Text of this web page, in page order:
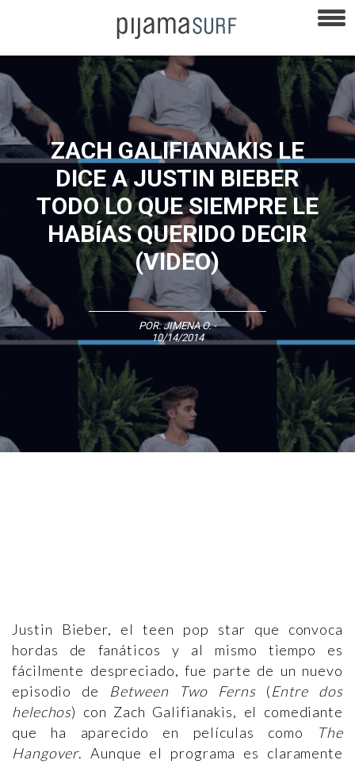
ZACH GALIFIANAKIS LE
DICE A JUSTIN BIEBER
TODO LO QUE SIEMPRE LE
HABÍAS QUERIDO DECIR
(VIDEO)
POR:JIMENA O.-
10/14/2014
Justin Bieber, el teen pop star que convoca
hordas de fanáticos y al mismo tiempo es
fácilmente despreciado, fue parte de un nuevo
episodio de Between Two Ferns(Entre dos
helechos) con Zach Galifianakis, el comediante
que ha aparecido en películas como
The
Hangover. Aunque el programa es claramente